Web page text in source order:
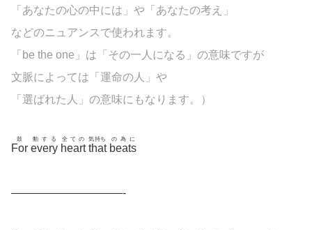
「あなたの心の中には」や「あなたの考え」
などのニュアンスで使われます。
「be the one」は「その一人になる」の意味ですが
文脈によっては「運命の人」や
「選ばれた人」の意味にもなります。）
For
鼓
every
動する
heart
全ての
that
気持ち
beats
の為に
——————————-